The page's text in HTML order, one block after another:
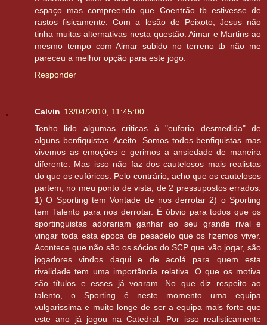
espaço mas compreendo que Coentrão tb estivesse de
rastos fisicamente. Com a lesão de Peixoto, Jesus não
tinha muitas alternativas nesta questão. Aimar e Martins ao
mesmo tempo com Aimar subido no terreno tb não me
pareceu a melhor opção para este jogo.
Responder
Calvin 13/04/2010, 11:45:00
Tenho lido algumas criticas à "euforia desmedida" de
alguns benfiquistas. Aceito. Somos todos benfiquistas mas
vivemos as emoções e gerimos a ansiedade de maneira
diferente. Mas isso não faz dos cautelosos mais realistas
do que os eufóricos. Pelo contrário, acho que os cautelosos
partem, no meu ponto de vista, de 2 pressupostos errados:
1) O Sporting tem Vontade de nos derrotar 2) o Sporting
tem Talento para nos derrotar. É óbvio para todos que os
sportinguistas adorariam ganhar ao seu grande rival e
vingar toda esta época de pesadelo que os fizemos viver.
Acontece que não são os sócios do SCP que vão jogar, são
jogadores vindos daqui e de acolá para quem esta
rivalidade tem uma importância relativa. O que os motiva
são títulos e esses já voaram. No que diz respeito ao
talento, o Sporting é neste momento uma equipa
vulgarissima e muito longe de ser a equipa mais forte que
este ano já jogou na Catedral. Por isso realisticamente